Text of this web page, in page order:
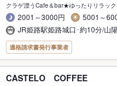
クラゲ漂うCafe＆bar★ゆったりリラック
2001～3000円
5001～
JR姫路駅姫路城口･約10分/山
適格請求書発行事業者
CASTELO COFFEE